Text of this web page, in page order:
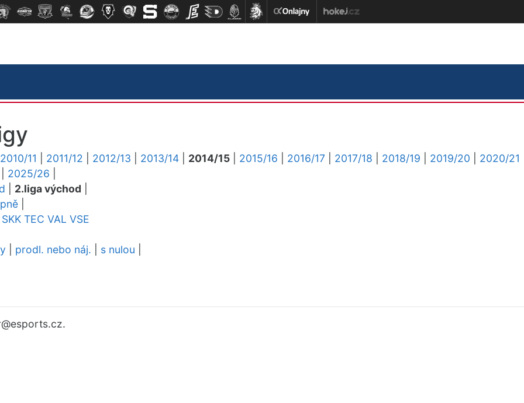
2010/11 2011/12 2012/13 2013/14 2014/15 2015/16 2016/17 2017/18 2018/19 2019/20
2020/21
2025/26
2.liga východ
SKK TEC VAL VSE
prodl. nebo náj. s nulou
@esports.cz.